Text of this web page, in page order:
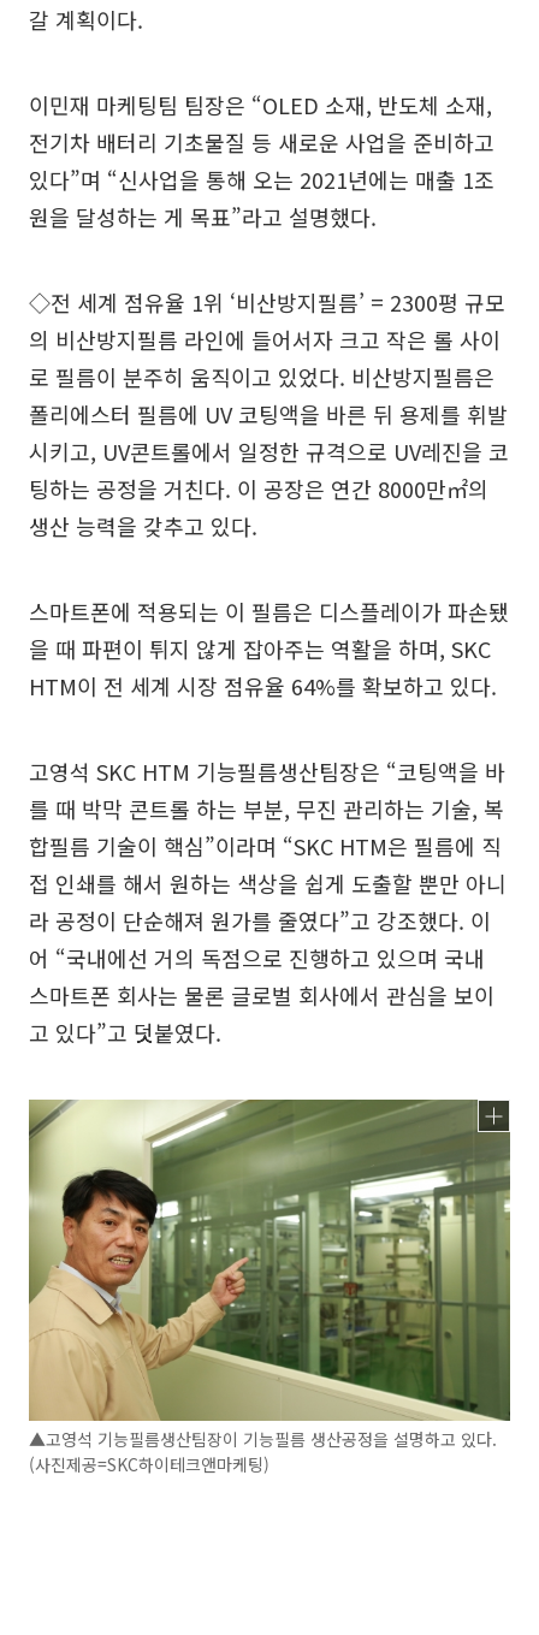
갈 계획이다.
이민재 마케팅팀 팀장은 “OLED 소재, 반도체 소재,
전기차 배터리 기초물질 등 새로운 사업을 준비하고
있다”며 “신사업을 통해 오는 2021년에는 매출 1조
원을 달성하는 게 목표”라고 설명했다.
◇전 세계 점유율 1위 ‘비산방지필름’ = 2300평 규모
의 비산방지필름 라인에 들어서자 크고 작은 롤 사이
로 필름이 분주히 움직이고 있었다. 비산방지필름은
폴리에스터 필름에 UV 코팅액을 바른 뒤 용제를 휘발
시키고, UV콘트롤에서 일정한 규격으로 UV레진을 코
팅하는 공정을 거친다. 이 공장은 연간 8000만㎡의
생산 능력을 갖추고 있다.
스마트폰에 적용되는 이 필름은 디스플레이가 파손됐
을 때 파편이 튀지 않게 잡아주는 역활을 하며, SKC
HTM이 전 세계 시장 점유율 64%를 확보하고 있다.
고영석 SKC HTM 기능필름생산팀장은 “코팅액을 바
를 때 박막 콘트롤 하는 부분, 무진 관리하는 기술, 복
합필름 기술이 핵심”이라며 “SKC HTM은 필름에 직
접 인쇄를 해서 원하는 색상을 쉽게 도출할 뿐만 아니
라 공정이 단순해져 원가를 줄였다”고 강조했다. 이
어 “국내에선 거의 독점으로 진행하고 있으며 국내
스마트폰 회사는 물론 글로벌 회사에서 관심을 보이
고 있다”고 덧붙였다.
▲고영석 기능필름생산팀장이 기능필름 생산공정을 설명하고 있다.
(사진제공=SKC하이테크앤마케팅)